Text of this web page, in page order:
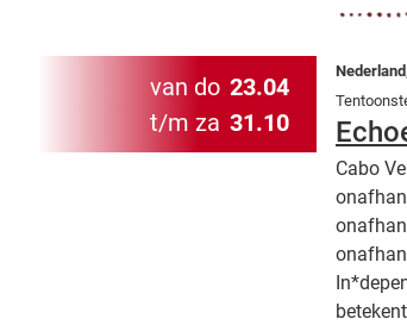
van do 23.04
t/m za 31.10
Cabo